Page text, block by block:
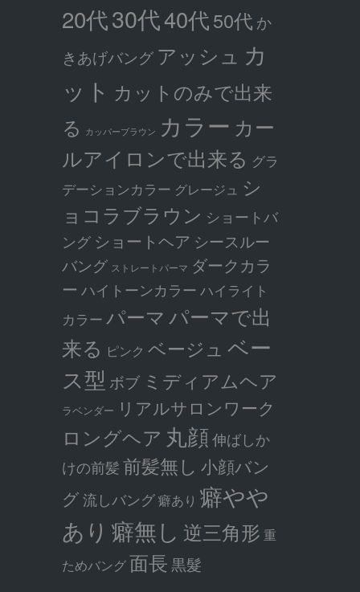
20代30代40代50代 か
きあげバング アッシュ カ
ット カットのみで出来
る カッパーブラウン カラー カー
ルアイロンで出来る グラ
デーションカラー グレージュ シ
ョコラブラウン ショートバ
ング ショートヘア シースルー
バング ストレートパーマ ダークカラ
ー ハイトーンカラー ハイライト
カラー パーマ パーマで出
来る ピンク ベージュ ベー
ス型 ボブ ミディアムヘア
ラベンダー リアルサロンワーク
ロングヘア 丸顔伸ばしか
けの前髪前髪無し 小顔バン
グ流しバング癖あり 癖やや
あり 癖無し 逆三角形 重
ためバング 面長黒髮